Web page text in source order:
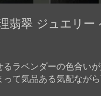
翡翠 ジュエリ
ラベンダーの色合い
て気品ある気配なが